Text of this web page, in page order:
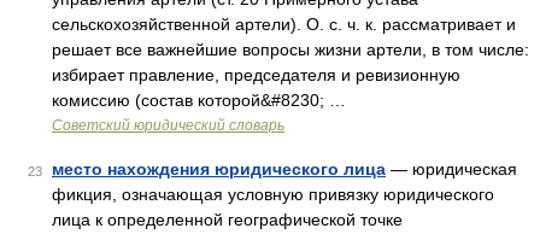
сельскохозяйственной артели). О. с. ч. к. рассматривает и
решает все важнейшие вопросы жизни артели, в том числе:
избирает правление, председателя и ревизионную
комиссию (состав которой&#8230; …
Советский юридический словарь
23 место нахождения юридического лица — юридическая
фикция, означающая условную привязку юридического
лица к определенной географической точке